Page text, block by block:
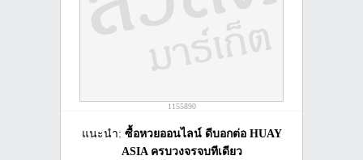
1155890
แนะนำ: ซื้อหวยออนไลน์ ดีบอกต่อ HUAY
ASIA ครบวงจรจบทีเดียว